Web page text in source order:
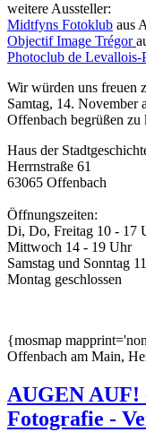
weitere Aussteller:
Midtfyns Fotoklub aus
Objectif Image Trégor
Photoclub de Levallois-
Wir würden uns freuen
Samtag, 14. November
Offenbach begrüßen zu
Haus der
Herrnstraße 61
63065 Offenbach
Öffnungszeiten:
Di, Do, Freitag 10 - 17
Mittwoch 14 - 19 Uhr
Samstag und Sonntag
Montag geschlossen
{mosmap
Offenbach am Main,
AUGEN AUF!
Fotografie -